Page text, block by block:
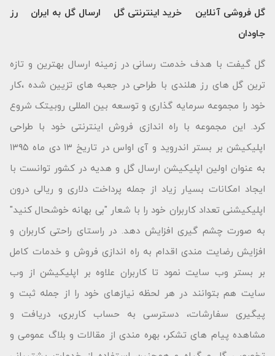
گل فروشی آنلاین خرید اینترنتی گل ارسال گل به ایران
رز
جاودان
گل گیفت با هدف خدمت رسانی در زمینه ارسال بهترین و تازه
ترین گل های رز هلندی با طراحی در جعبه های تزیین شده ،کار
خود را مجموعه سرمایه گذاری و توسعه بین المللی روبیتک شروع
کرد. این مجموعه با راه اندازی فروش اینترنتی خود با طراحی
اپلیکیشن بر بستر اندروید و آی اواس در تاریخ ۱۳ دی ماه ۱۳۹۵
به عنوان اولین اپلیکیشن ارسال گل و هدیه در کشور توانست با
ایجاد امکانات بسیار زیاد از جمله پرداخت دلاری و ریالی درون
اپلیکیشنی تعداد کاربران خود را با شعار "بى بهانه خوشحال كنید"
به صورت چشم گیری افزایش دهد. در راستای راحتی کاربران و
افزایش رضایت مندی اقدام به راه اندازی فروش و خدمات کامل
بر بستر وب سایت نمود تا کاربران علاوه بر اپلیکیشن از وب
سایت هم بتوانند در هر لحظه نیازهای خود را از جمله ثبت و
پیگیری سفارشات، دسترسی به حساب کاربری، دریافت و
مشاهده پیام های تشکر، بهره مندی از مقالات و بلاگ عمومی و